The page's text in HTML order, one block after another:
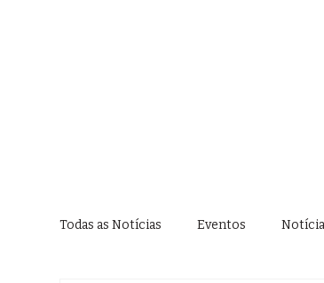
Todas as Notícias Eventos